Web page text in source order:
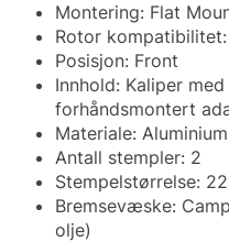
Montering: Flat
Rotor kompatibilitet:
Posisjon: Front
Innhold: Kaliper
forhåndsmontert
Materiale: Aluminium
Antall stempler: 2
Stempelstørrelse:
Bremsevæske:
olje)